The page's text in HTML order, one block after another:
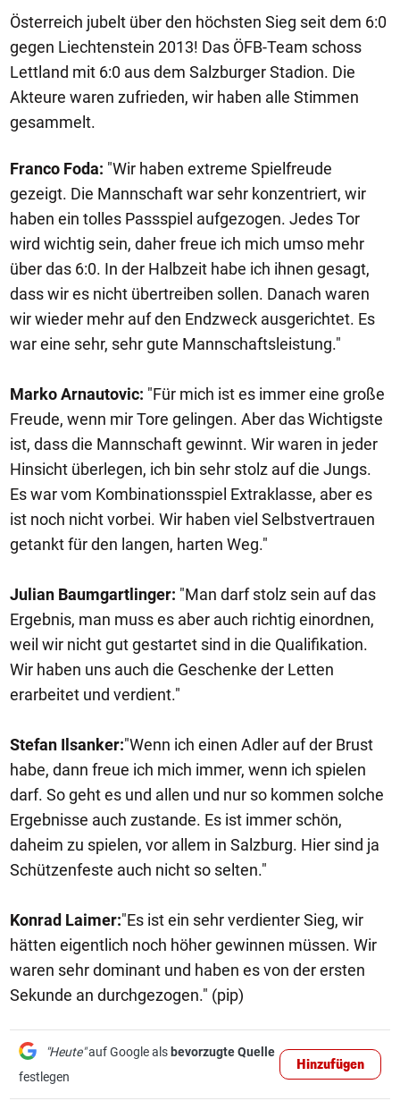
Österreich jubelt über den höchsten Sieg seit dem 6:0
gegen Liechtenstein 2013! Das ÖFB-Team schoss
Lettland mit 6:0 aus dem Salzburger Stadion. Die
Akteure waren zufrieden, wir haben alle Stimmen
gesammelt.
Franco Foda: "Wir haben extreme Spielfreude
gezeigt. Die Mannschaft war sehr konzentriert, wir
haben ein tolles Passspiel aufgezogen. Jedes Tor
wird wichtig sein, daher freue ich mich umso mehr
über das 6:0. In der Halbzeit habe ich ihnen gesagt,
dass wir es nicht übertreiben sollen. Danach waren
wir wieder mehr auf den Endzweck ausgerichtet. Es
war eine sehr, sehr gute Mannschaftsleistung."
Marko Arnautovic: "Für mich ist es immer eine große
Freude, wenn mir Tore gelingen. Aber das Wichtigste
ist, dass die Mannschaft gewinnt. Wir waren in jeder
Hinsicht überlegen, ich bin sehr stolz auf die Jungs.
Es war vom Kombinationsspiel Extraklasse, aber es
ist noch nicht vorbei. Wir haben viel Selbstvertrauen
getankt für den langen, harten Weg."
Julian Baumgartlinger: "Man darf stolz sein auf das
Ergebnis, man muss es aber auch richtig einordnen,
weil wir nicht gut gestartet sind in die Qualifikation.
Wir haben uns auch die Geschenke der Letten
erarbeitet und verdient."
Stefan Ilsanker:"Wenn ich einen Adler auf der Brust
habe, dann freue ich mich immer, wenn ich spielen
darf. So geht es und allen und nur so kommen solche
Ergebnisse auch zustande. Es ist immer schön,
daheim zu spielen, vor allem in Salzburg. Hier sind ja
Schützenfeste auch nicht so selten."
Konrad Laimer:"Es ist ein sehr verdienter Sieg, wir
hätten eigentlich noch höher gewinnen müssen. Wir
waren sehr dominant und haben es von der ersten
Sekunde an durchgezogen." (pip)
"Heute"auf Google als bevorzugte Quelle
festlegen
Hinzufügen